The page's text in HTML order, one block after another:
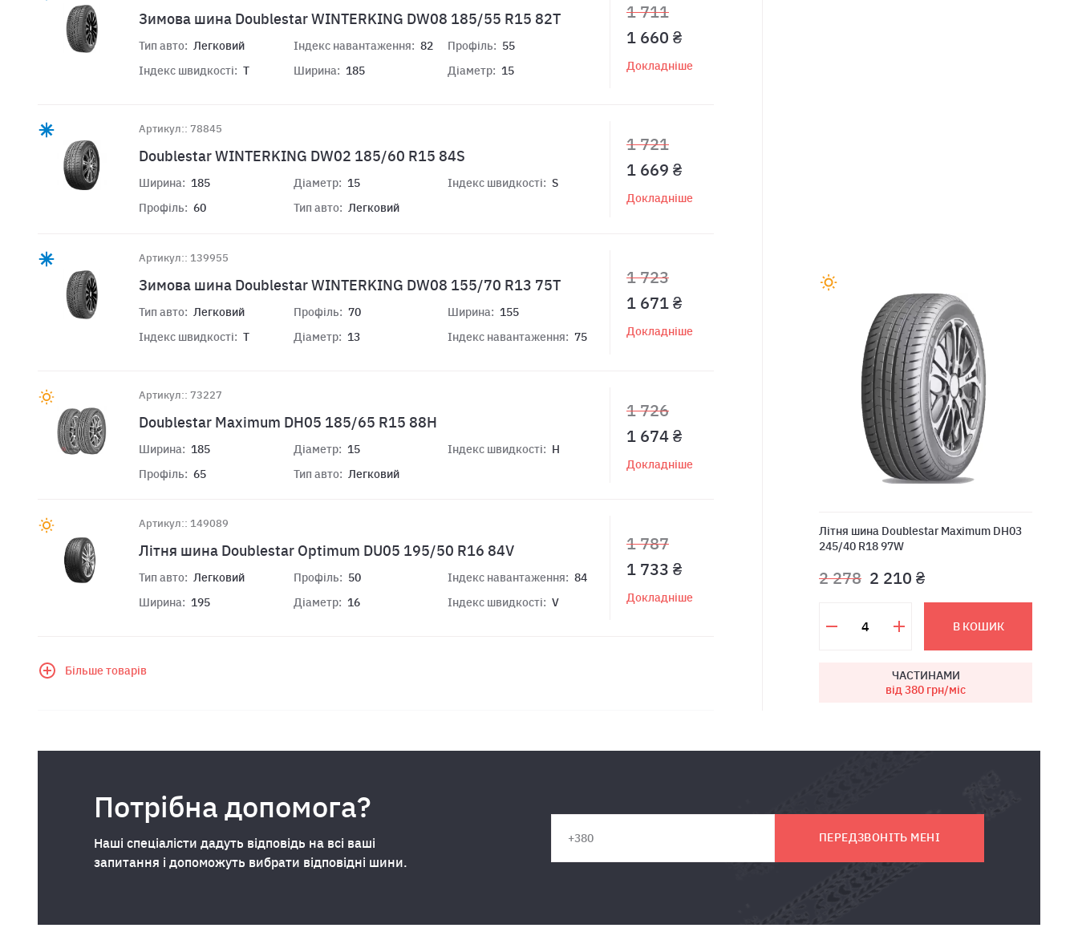
Зимова шина Doublestar WINTERKING DW08 185/55 R15 82T
Тип авто: Легковий
Індекс швидкості: T
Індекс навантаження: 82
Ширина: 185
Профіль: 55
Діаметр: 15
1 711
1 660 ₴
Докладніше
Артикул:: 78845
Doublestar WINTERKING DW02 185/60 R15 84S
Ширина: 185
Профіль: 60
Діаметр: 15
Тип авто: Легковий
Індекс швидкості: S
1 721
1 669 ₴
Докладніше
Артикул:: 139955
Зимова шина Doublestar WINTERKING DW08 155/70 R13 75T
Тип авто: Легковий
Індекс швидкості: T
Профіль: 70
Діаметр: 13
Ширина: 155
Індекс навантаження: 75
1 723
1 671 ₴
Докладніше
Артикул:: 73227
Doublestar Maximum DH05 185/65 R15 88H
Ширина: 185
Профіль: 65
Діаметр: 15
Тип авто: Легковий
Індекс швидкості: H
1 726
1 674 ₴
Докладніше
Артикул:: 149089
Лiтня шина Doublestar Optimum DU05 195/50 R16 84V
Тип авто: Легковий
Ширина: 195
Профіль: 50
Діаметр: 16
Індекс навантаження: 84
Індекс швидкості: V
1 787
1 733 ₴
Докладніше
Більше товарів
Лiтня шина Doublestar Maximum DH03
245/40 R18 97W
2 278 2 210 ₴
В КОШИК
ЧАСТИНАМИ
від 380 грн/міс
Потрібна допомога?
Наші спеціалісти дадуть відповідь на всі ваші
запитання і допоможуть вибрати відповідні шини.
ПЕРЕДЗВОНІТЬ МЕНІ